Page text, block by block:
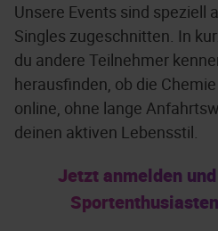
Unsere Events sind speziell
Singles zugeschnitten. In
du andere Teilnehmer
herausfinden, ob die
online, ohne lange
deinen aktiven Lebensstil.
Jetzt anmelden